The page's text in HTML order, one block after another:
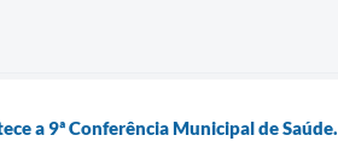
a 9ª Conferência Municipal de Saúde.